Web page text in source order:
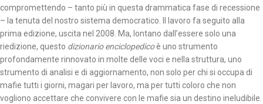
compromettendo – tanto più in questa drammatica fase di recessione
– la tenuta del nostro sistema democratico. Il lavoro fa seguito alla
prima edizione, uscita nel 2008. Ma, lontano dall’essere solo una
riedizione, questo dizionario enciclopedicoè uno strumento
profondamente rinnovato in molte delle voci e nella struttura, uno
strumento di analisi e di aggiornamento, non solo per chi si occupa di
mafie tutti i giorni, magari per lavoro, ma per tutti coloro che non
vogliono accettare che convivere con le mafie sia un destino ineludibile.